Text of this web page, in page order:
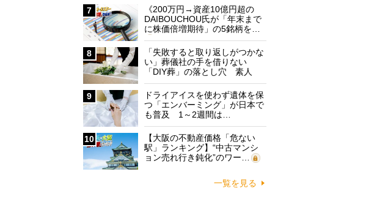
7
《200万円→資産10億円超の
DAIBOUCHOU氏が「年末まで
に株価倍増期待」の5銘柄を…
8
「失敗すると取り返しがつかな
い」葬儀社の手を借りない
「DIY葬」の落とし穴 素人
に…
9
ドライアイスを使わず遺体を保
つ「エンバーミング」が日本で
も普及 1～2週間は…
10
【大阪の不動産価格「危ない
駅」ランキング】“中古マンシ
ョン売れ行き鈍化”のワー…
一覧を見る